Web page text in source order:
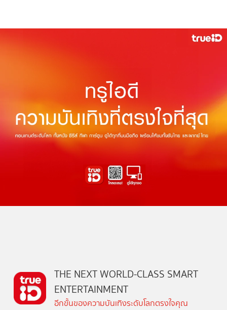
THE NEXT WORLD-CLASS SMART
ENTERTAINMENT
อีกขั้นของความบันเทิงระดับโลกตรงใจคุณ